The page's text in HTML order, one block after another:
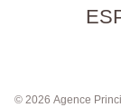
© 2026 Agence